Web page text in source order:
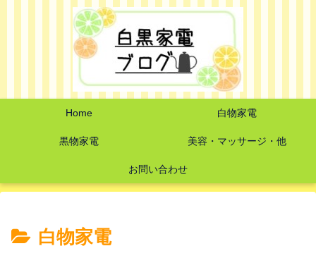
Home 白物家電
黒物家電 美容・マッサージ・他
お問い合わせ
白物家電